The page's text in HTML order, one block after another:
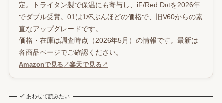
定。トライタン製で保温にも寄与し、iF/Red Dotを2026年
でダブル受賞。01は1杯ぶんほどの価格で、旧V60からの素
直なアップグレードです。
価格・在庫は調査時点（2026年5月）の情報です。最新は
各商品ページでご確認ください。
Amazonで見る ↗楽天で見る ↗
あわせて読みたい